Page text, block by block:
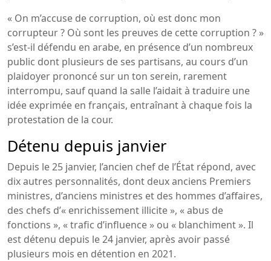
« On m’accuse de corruption, où est donc mon
corrupteur ? Où sont les preuves de cette corruption ? »
s’est-il défendu en arabe, en présence d’un nombreux
public dont plusieurs de ses partisans, au cours d’un
plaidoyer prononcé sur un ton serein, rarement
interrompu, sauf quand la salle l’aidait à traduire une
idée exprimée en français, entraînant à chaque fois la
protestation de la cour.
Détenu depuis janvier
Depuis le 25 janvier, l’ancien chef de l’État répond, avec
dix autres personnalités, dont deux anciens Premiers
ministres, d’anciens ministres et des hommes d’affaires,
des chefs d’« enrichissement illicite », « abus de
fonctions », « trafic d’influence » ou « blanchiment ». Il
est détenu depuis le 24 janvier, après avoir passé
plusieurs mois en détention en 2021.